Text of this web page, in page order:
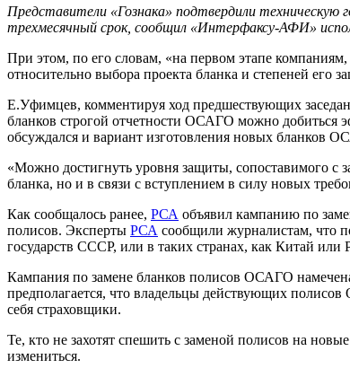
Представители «Гознака» подтвердили техническую
трехмесячный срок, сообщил «Интерфаксу-АФИ»
При этом, по его словам, «на первом этапе
относительно выбора проекта бланка и степеней его
Е.Уфимцев, комментируя ход предшествующих
бланков строгой отчетности ОСАГО можно добиться
обсуждался и вариант изготовления новых бланков
«Можно достигнуть уровня защиты, сопоставимого с
бланка, но и в связи с вступлением в силу новых
Как сообщалось ранее, РСА объявил кампанию по
полисов. Эксперты РСА сообщили журналистам, что
государств СССР, или в таких странах, как Китай или
Кампания по замене бланков полисов ОСАГО
предполагается, что владельцы действующих
себя страховщики.
Те, кто не захотят спешить с заменой полисов на
измениться.